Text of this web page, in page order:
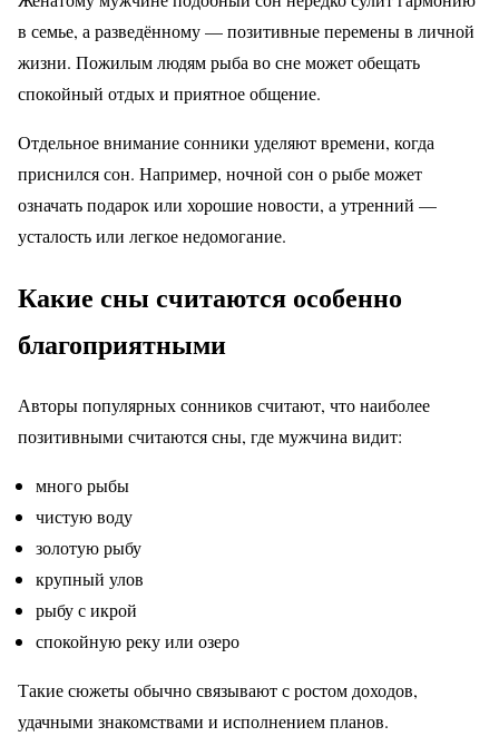
в семье, а разведённому — позитивные перемены в личной
жизни. Пожилым людям рыба во сне может обещать
спокойный отдых и приятное общение.
Отдельное внимание сонники уделяют времени, когда
приснился сон. Например, ночной сон о рыбе может
означать подарок или хорошие новости, а утренний —
усталость или легкое недомогание.
Какие сны считаются особенно
благоприятными
Авторы популярных сонников считают, что наиболее
позитивными считаются сны, где мужчина видит:
много рыбы
чистую воду
золотую рыбу
крупный улов
рыбу с икрой
спокойную реку или озеро
Такие сюжеты обычно связывают с ростом доходов,
удачными знакомствами и исполнением планов.